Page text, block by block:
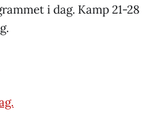
i dag. Kamp 21-28